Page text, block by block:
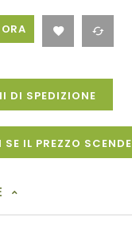
DI SPEDIZIONE
IL PREZZO SCENDE